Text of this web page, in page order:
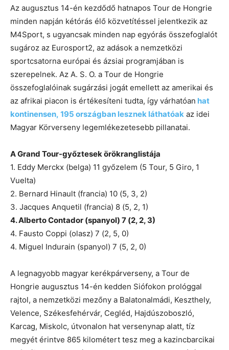
Az augusztus 14-én kezdődő hatnapos Tour de Hongrie
minden napján kétórás élő közvetítéssel jelentkezik az
M4Sport, s ugyancsak minden nap egyórás összefoglalót
sugároz az Eurosport2, az adások a nemzetközi
sportcsatorna európai és ázsiai programjában is
szerepelnek. Az A. S. O. a Tour de Hongrie
összefoglalóinak sugárzási jogát emellett az amerikai és
az afrikai piacon is értékesíteni tudta, így várhatóan hat
kontinensen, 195 országban lesznek láthatóak az idei
Magyar Körverseny legemlékezetesebb pillanatai.
A Grand Tour-győztesek örökranglistája
1. Eddy Merckx (belga) 11 győzelem (5 Tour, 5 Giro, 1
Vuelta)
2. Bernard Hinault (francia) 10 (5, 3, 2)
3. Jacques Anquetil (francia) 8 (5, 2, 1)
4. Alberto Contador (spanyol) 7 (2, 2, 3)
4. Fausto Coppi (olasz) 7 (2, 5, 0)
4. Miguel Indurain (spanyol) 7 (5, 2, 0)
A legnagyobb magyar kerékpárverseny, a Tour de
Hongrie augusztus 14-én kedden Siófokon prológgal
rajtol, a nemzetközi mezőny a Balatonalmádi, Keszthely,
Velence, Székesfehérvár, Cegléd, Hajdúszoboszló,
Karcag, Miskolc, útvonalon hat versenynap alatt, tíz
megyét érintve 865 kilométert tesz meg a kazincbarcikai